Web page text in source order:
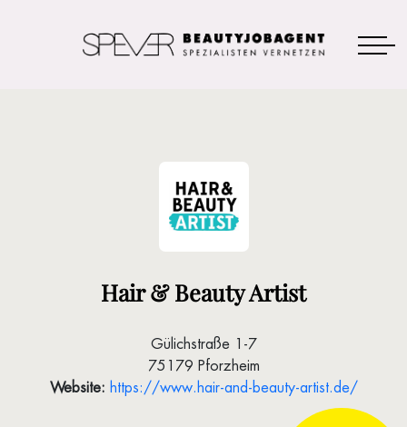
Hair & Beauty Artist
Gülichstraße 1-7
75179 Pforzheim
Website: https://www.hair-and-beauty-artist.de/